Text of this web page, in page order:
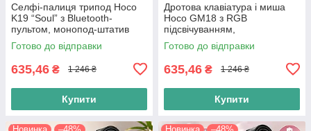
Селфі-палиця трипод Hoco
K19 “Soul” з Bluetooth-
пультом, монопод-штатив
для смартфона,
телескопічний селфі-штатив
Готово до відправки
635,46 ₴ 1 246 ₴
Купити
Дротова клавіатура і миша
Hoco GM18 з RGB
підсвічуванням,
Комп'ютерний комплект для
геймерів, чорна
Готово до відправки
635,46 ₴ 1 246 ₴
Купити